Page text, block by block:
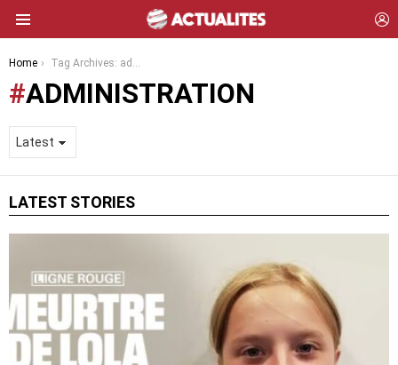
You are here:
Home Tag Archives: administration
ADMINISTRATION
LATEST STORIES